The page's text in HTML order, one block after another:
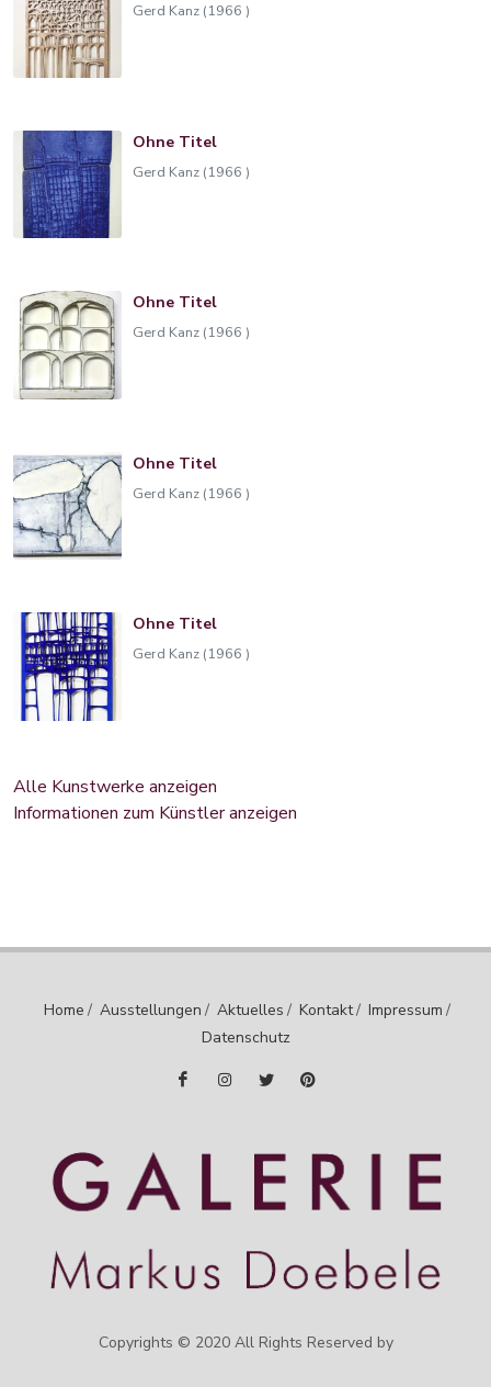
Gerd Kanz (1966 )
Ohne Titel
Gerd Kanz (1966 )
Ohne Titel
Gerd Kanz (1966 )
Ohne Titel
Gerd Kanz (1966 )
Ohne Titel
Gerd Kanz (1966 )
Alle Kunstwerke anzeigen
Informationen zum Künstler anzeigen
Copyrights © 2020 All Rights Reserved by
Home / Ausstellungen / Aktuelles / Kontakt/ Impressum /
Datenschutz